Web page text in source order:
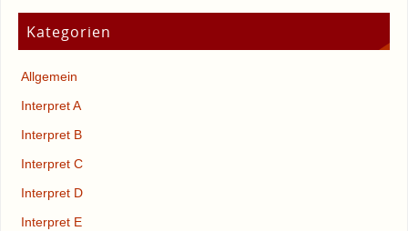
Kategorien
Allgemein
Interpret A
Interpret B
Interpret C
Interpret D
Interpret E